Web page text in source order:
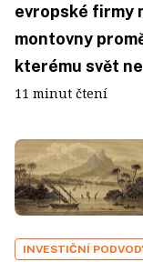
evropské firmy
montovny
kterému svět
11 minut čtení
INVESTIČNÍ